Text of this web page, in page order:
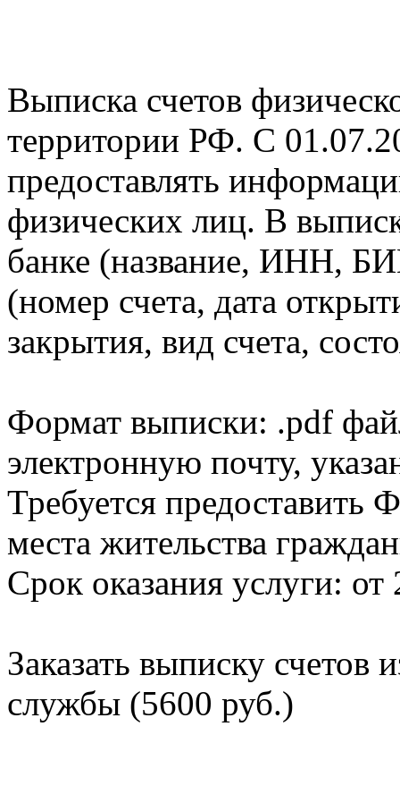
Выписка счетов
территории РФ. С
предоставлять
физических лиц. В
банке (название, ИНН,
(номер счета, дата
закрытия, вид счета,
Формат выписки: .pdf
электронную почту,
Требуется
места жительства
Срок оказания услуги: от
Заказать выписку счетов
службы (5600 руб.)